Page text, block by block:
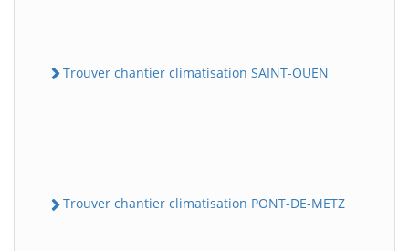
Trouver chantier climatisation SAINT-OUEN
Trouver chantier climatisation PONT-DE-METZ